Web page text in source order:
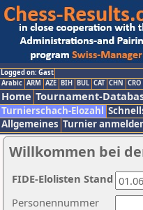
Logged on: Gast
Arabic ARM AZE BIH BUL CAT CHN CRO
Home Tournament-
Turnierschach-Elozahl
Allgemeines Turnier
Willkommen bei
Personennummer
FIDE-Elolisten Stand